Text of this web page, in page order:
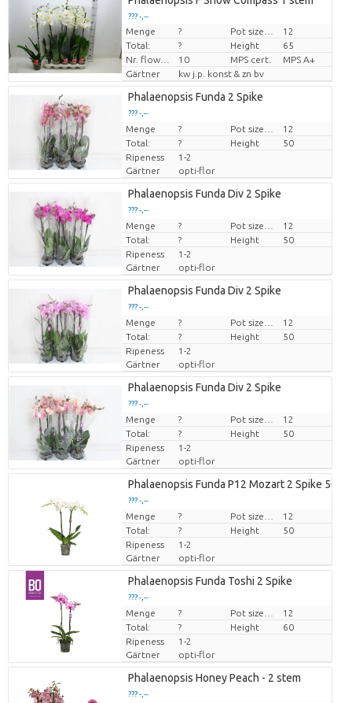
??? -,--
Preis pro Stück
Menge ?
12
Total:
? Height
65
Nr. flower/pot
10 MPS cert.
MPS A+
Gärtner
kw j.p. konst & zn bv
Phalaenopsis Funda 2 Spike
??? -,--
Preis pro Stück
Menge ?
12
Total:
? Height
50
Ripeness
1-2
Gärtner
opti-flor
Phalaenopsis Funda Div 2 Spike
??? -,--
Preis pro Stück
Menge ?
12
Total:
? Height
50
Ripeness
1-2
Gärtner
opti-flor
Phalaenopsis Funda Div 2 Spike
??? -,--
Preis pro Stück
Menge ?
12
Total:
? Height
50
Ripeness
1-2
Gärtner
opti-flor
Phalaenopsis Funda Div 2 Spike
??? -,--
Preis pro Stück
Menge ?
12
Total:
? Height
50
Ripeness
1-2
Gärtner
opti-flor
Phalaenopsis Funda P12 Mozart 2 Spike 50
??? -,--
Preis pro Stück
Menge ?
12
Total:
? Height
50
Ripeness
1-2
Gärtner
opti-flor
Phalaenopsis Funda Toshi 2 Spike
??? -,--
Preis pro Stück
Menge ?
12
Total:
? Height
60
Ripeness
1-2
Gärtner
opti-flor
Phalaenopsis Honey Peach - 2 stem
??? -,--